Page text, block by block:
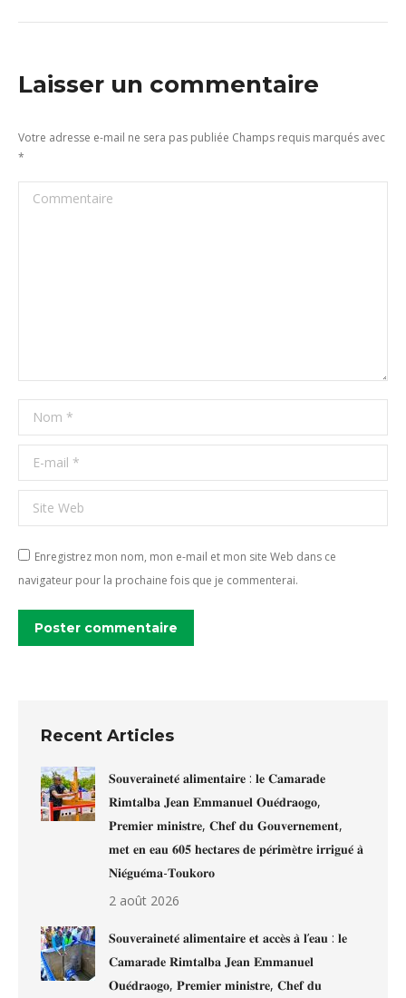
Laisser un commentaire
Votre adresse e-mail ne sera pas publiée Champs requis marqués avec
*
Commentaire
Nom *
E-mail *
Site Web
Enregistrez mon nom, mon e-mail et mon site Web dans ce
navigateur pour la prochaine fois que je commenterai.
Poster commentaire
Recent Articles
𝐒𝐨𝐮𝐯𝐞𝐫𝐚𝐢𝐧𝐞𝐭𝐞́ 𝐚𝐥𝐢𝐦𝐞𝐧𝐭𝐚𝐢𝐫𝐞 : 𝐥𝐞 𝐂𝐚𝐦𝐚𝐫𝐚𝐝𝐞
𝐑𝐢𝐦𝐭𝐚𝐥𝐛𝐚 𝐉𝐞𝐚𝐧 𝐄𝐦𝐦𝐚𝐧𝐮𝐞𝐥 𝐎𝐮𝐞́𝐝𝐫𝐚𝐨𝐠𝐨,
𝐏𝐫𝐞𝐦𝐢𝐞𝐫 𝐦𝐢𝐧𝐢𝐬𝐭𝐫𝐞, 𝐂𝐡𝐞𝐟 𝐝𝐮 𝐆𝐨𝐮𝐯𝐞𝐫𝐧𝐞𝐦𝐞𝐧𝐭,
𝐦𝐞𝐭 𝐞𝐧 𝐞𝐚𝐮 𝟔𝟎𝟓 𝐡𝐞𝐜𝐭𝐚𝐫𝐞𝐬 𝐝𝐞 𝐩𝐞́𝐫𝐢𝐦𝐞̀𝐭𝐫𝐞 𝐢𝐫𝐫𝐢𝐠𝐮𝐞́ 𝐚̀
𝐍𝐢𝐞́𝐠𝐮𝐞́𝐦𝐚-𝐓𝐨𝐮𝐤𝐨𝐫𝐨
2 août 2026
𝐒𝐨𝐮𝐯𝐞𝐫𝐚𝐢𝐧𝐞𝐭𝐞́ 𝐚𝐥𝐢𝐦𝐞𝐧𝐭𝐚𝐢𝐫𝐞 𝐞𝐭 𝐚𝐜𝐜𝐞̀𝐬 𝐚̀ 𝐥’𝐞𝐚𝐮 : 𝐥𝐞
𝐂𝐚𝐦𝐚𝐫𝐚𝐝𝐞 𝐑𝐢𝐦𝐭𝐚𝐥𝐛𝐚 𝐉𝐞𝐚𝐧 𝐄𝐦𝐦𝐚𝐧𝐮𝐞𝐥
𝐎𝐮𝐞́𝐝𝐫𝐚𝐨𝐠𝐨, 𝐏𝐫𝐞𝐦𝐢𝐞𝐫 𝐦𝐢𝐧𝐢𝐬𝐭𝐫𝐞, 𝐂𝐡𝐞𝐟 𝐝𝐮